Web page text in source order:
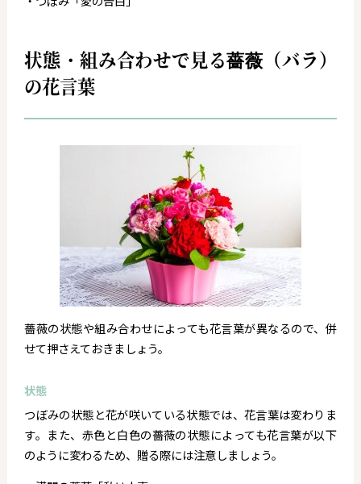
状態・組み合わせで見る薔薇（バラ）
の花言葉
薔薇の状態や組み合わせによっても花言葉が異なるので、併
せて押さえておきましょう。
状態
つぼみの状態と花が咲いている状態では、花言葉は変わりま
す。また、赤色と白色の薔薇の状態によっても花言葉が以下
のように変わるため、贈る際には注意しましょう。